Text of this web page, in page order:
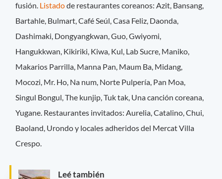
fusión. Listadode restaurantes coreanos: Azit, Bansang,
Bartahle, Bulmart, Café Seúl, Casa Feliz, Daonda,
Dashimaki, Dongyangkwan, Guo, Gwiyomi,
Hangukkwan, Kikiriki, Kiwa, Kul, Lab Sucre, Maniko,
Makarios Parrilla, Manna Pan, Maum Ba, Midang,
Mocozi, Mr. Ho, Na num, Norte Pulpería, Pan Moa,
Singul Bongul, The kunjip, Tuk tak, Una canción coreana,
Yugane. Restaurantes invitados: Aurelia, Catalino, Chui,
Baoland, Urondo y locales adheridos del Mercat Villa
Crespo.
Leé también